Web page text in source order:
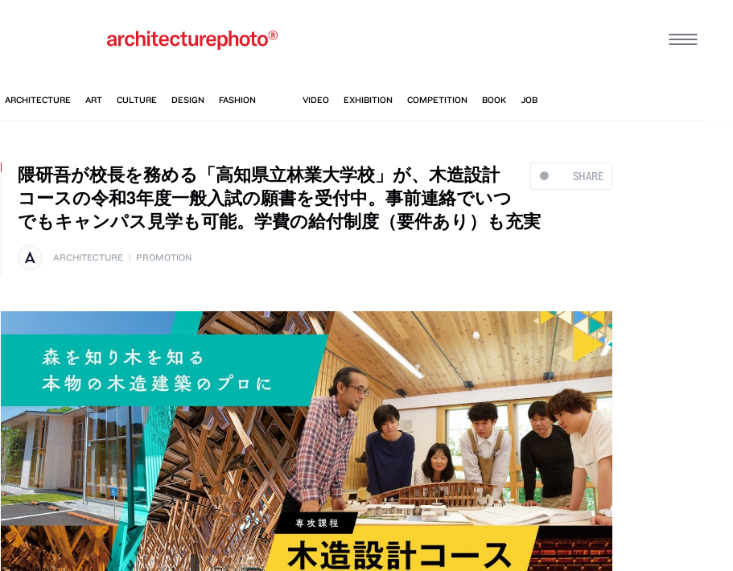
SHARE
隈研吾が校長を務める「高知県立林業大学校」が、木造設計
コースの令和3年度一般入試の願書を受付中。事前連絡でいつ
でもキャンパス見学も可能。学費の給付制度（要件あり）も充実
ARCHITECTURE PROMOTION